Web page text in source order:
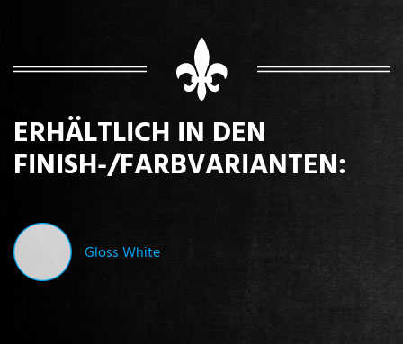
ERHÄLTLICH IN DEN
FINISH-/FARBVARIANTEN:
Gloss White